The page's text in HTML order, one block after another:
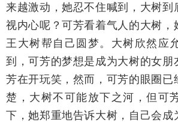
来越激动，她忍不住喊到，大树到
视内心呢？可芳看着气人的大树，
王大树帮自己圆梦。大树欣然应
到，可芳的梦想是成为大树的女朋
芳在开玩笑，然而，可芳的眼圈已
楚，大树不可能放下之河，但可
下，她郑重地告诉大树，自己会成